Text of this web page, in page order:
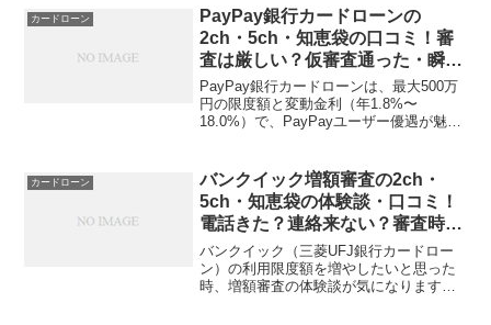
わざ探し出すのも面倒ですよね。結論か
らお伝えすると、借入希望額...
カードローン
PayPay銀行カードローンの
2ch・5ch・知恵袋の口コミ！審
査は厳しい？仮審査通った・瞬殺
など
PayPay銀行カードローンは、最大500万
円の限度額と変動金利（年1.8%〜
18.0%）で、PayPayユーザー優遇が魅力
が厳しい」「在籍確認で会社バレ...
カードローン
バンクイック増額審査の2ch・
5ch・知恵袋の体験談・口コミ！
電話きた？連絡来ない？審査時間
など
バンクイック（三菱UFJ銀行カードロー
ン）の利用限度額を増やしたいと思った
時、増額審査の体験談が気になりますよ